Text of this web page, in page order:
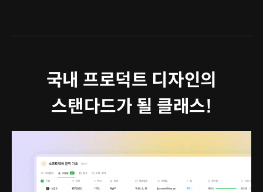
국내 프로덕트 디자인의
스탠다드가 될 클래스!